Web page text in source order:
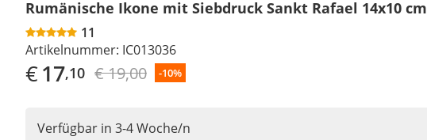
Rumänische Ikone mit Siebdruck Sankt Rafael 14x10 cm
11
Artikelnummer: IC013036
€17,10 € 19,00 -10%
Verfügbar in 3-4 Woche/n